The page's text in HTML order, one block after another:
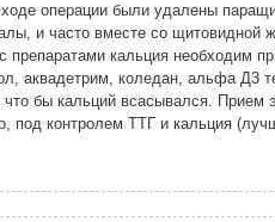
операции были удалены
и часто вместе со щитовидной
кальция необходим
аквадетрим, коледан, альфа Д3
бы кальций всасывался. Прием
под контролем ТТГ и кальция